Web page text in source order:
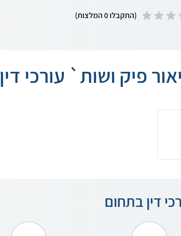
(התקבלו 0 המלצות)
פיק ושות` עורכי דין
דין בתחום